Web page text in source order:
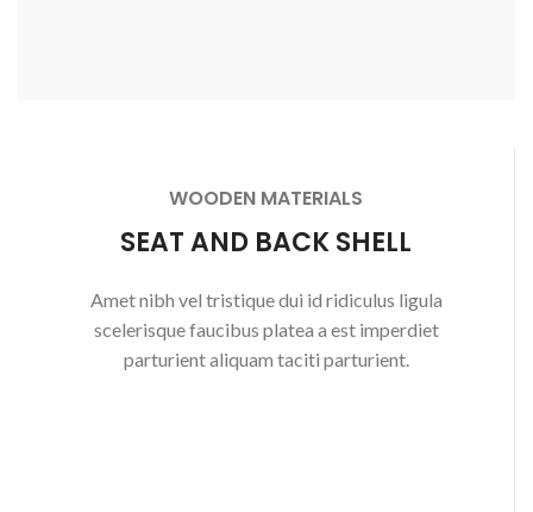
WOODEN MATERIALS
SEAT AND BACK SHELL
Amet nibh vel tristique dui id ridiculus ligula
scelerisque faucibus platea a est imperdiet
parturient aliquam taciti parturient.